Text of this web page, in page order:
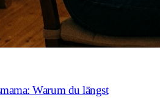
Warum du längst